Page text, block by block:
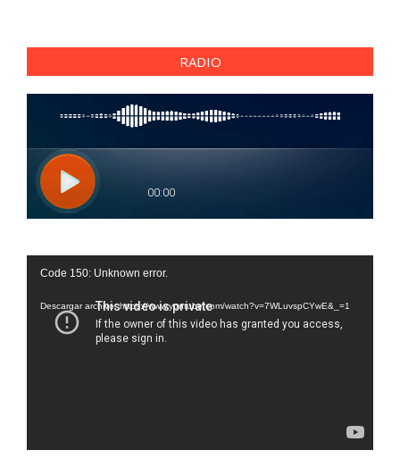
RADIO
Reproductor
vídeo
Code 150: Unknown error.
Descargar archivo: https://www.youtube.com/watch?v=7WLuvspCYwE&_=1